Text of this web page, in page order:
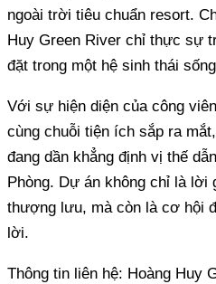
ngoài trời tiêu chuẩn resort.
Huy Green River chỉ thực sự
đặt trong một hệ sinh thái
Với sự hiện diện của công
cùng chuỗi tiện ích sắp ra
đang dần khẳng định vị thế
Phòng. Dự án không chỉ là lời
thượng lưu, mà còn là cơ hội
lời.
Thông tin liên hệ: Hoàng Huy